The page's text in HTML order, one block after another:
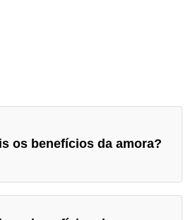
os benefícios da amora?